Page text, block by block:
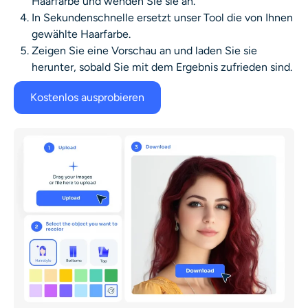
In Sekundenschnelle ersetzt unser Tool die von Ihnen
gewählte Haarfarbe.
Zeigen Sie eine Vorschau an und laden Sie sie
herunter, sobald Sie mit dem Ergebnis zufrieden sind.
Kostenlos ausprobieren